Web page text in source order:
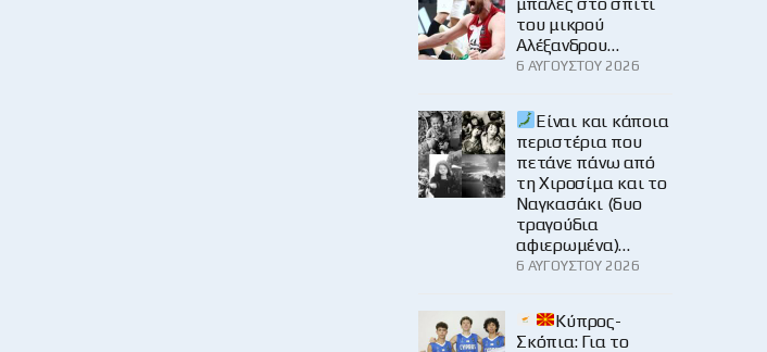
του μικρού
Αλέξανδρου…
6 ΑΥΓΟΎΣΤΟΥ 2026
Είναι και κάποια
περιστέρια που
πετάνε πάνω από
τη Χιροσίμα και το
Ναγκασάκι (δυο
τραγούδια
αφιερωμένα)…
6 ΑΥΓΟΎΣΤΟΥ 2026
Κύπρος-
Σκόπια: Για το